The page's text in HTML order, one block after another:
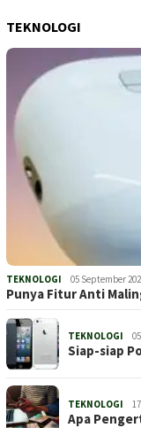
TEKNOLOGI
TEKNOLOGI 05 September
Punya Fitur Anti
TEKNOLOGI
Siap-siap
TEKNOLOGI
Apa